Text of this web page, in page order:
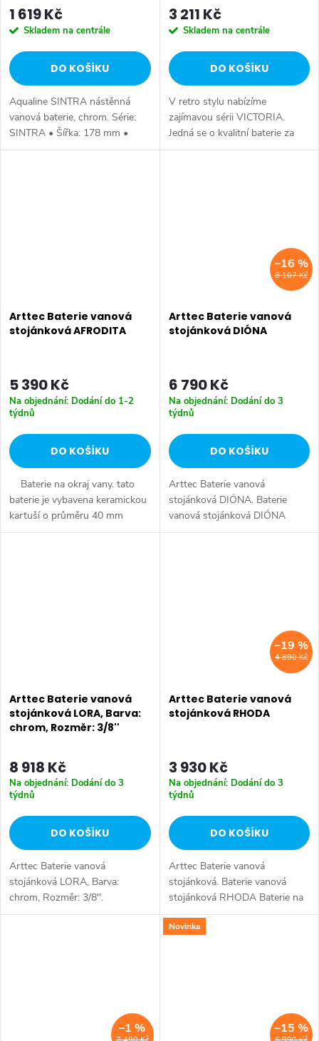
1 619 Kč
Skladem na centrále
DO KOŠÍKU
Aqualine SINTRA nástěnná
vanová baterie, chrom. Série:
SINTRA • Šířka: 178 mm •
Výška: 117 mm • Hloubka: 188
3 211 Kč
Skladem na centrále
DO KOŠÍKU
V retro stylu nabízíme
zajímavou sérii VICTORIA.
Jedná se o kvalitní baterie za
příznivou pořizovací cenu.
Arttec Baterie vanová
stojánková AFRODITA
5 390 Kč
Na objednání: Dodání do 1-2
týdnů
DO KOŠÍKU
Baterie na okraj vany. tato
baterie je vybavena keramickou
kartuší o průměru 40 mm
s keramickým přepínačem
8 107 Kč
–16 %
Arttec Baterie vanová
stojánková DIÓNA
6 790 Kč
Na objednání: Dodání do 3
týdnů
DO KOŠÍKU
Arttec Baterie vanová
stojánková DIÓNA. Baterie
vanová stojánková DIÓNA
Baterie na okraj vany. Tato
Arttec Baterie vanová
stojánková LORA, Barva:
chrom, Rozměr: 3/8''
8 918 Kč
Na objednání: Dodání do 3
týdnů
DO KOŠÍKU
Arttec Baterie vanová
stojánková LORA, Barva:
chrom, Rozměr: 3/8''.
Vodovodní baterie vanová
4 890 Kč
–19 %
Arttec Baterie vanová
stojánková RHODA
3 930 Kč
Na objednání: Dodání do 3
týdnů
DO KOŠÍKU
Arttec Baterie vanová
stojánková. Baterie vanová
stojánková RHODA Baterie na
okraj vany. Tato baterie je u nás
na objednání. Tříotvorová s
–1 %
Novinka
–15 %